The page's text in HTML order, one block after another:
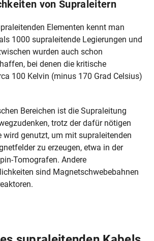
von Supraleitern
Elementen kennt man
1000 supraleitende Legierungen und
wurden auch schon
bei denen die kritische
100 Kelvin (minus 170 Grad Celsius)
Bereichen ist die Supraleitung
trotz der dafür nötigen
wird genutzt, um mit supraleitenden
zu erzeugen, etwa in der
Tomografen. Andere
sind Magnetschwebebahnen